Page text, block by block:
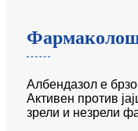
Албендазол е
Активен против
зрели и незрели